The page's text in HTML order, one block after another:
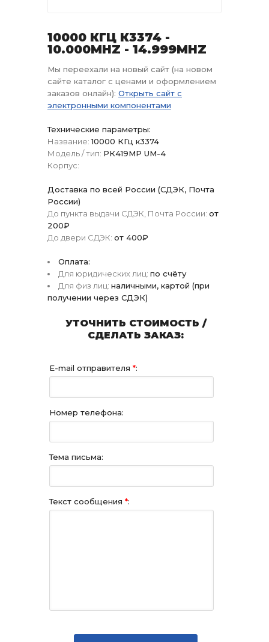
10000 КГЦ К3374 -
10.000MHZ - 14.999MHZ
Мы переехали на новый сайт (на новом
сайте каталог с ценами и оформлением
заказов онлайн): Открыть сайт с
электронными компонентами
Технические параметры:
Название: 10000 КГц к3374
Модель / тип: РК419МР UM-4
Корпус:
Доставка по всей России (СДЭК, Почта
России)
До пункта выдачи СДЭК, Почта России: от
200₽
До двери СДЭК: от 400₽
Оплата:
Для юридических лиц: по счёту
Для физ лиц: наличными, картой (при
получении через СДЭК)
УТОЧНИТЬ СТОИМОСТЬ /
СДЕЛАТЬ ЗАКАЗ:
E-mail отправителя *:
Номер телефона:
Тема письма:
Текст сообщения *: